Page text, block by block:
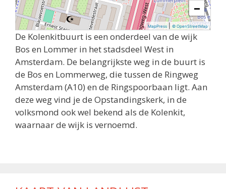
−
MapPress| © OpenStreetMap
De Kolenkitbuurt is een onderdeel van de wijk
Bos en Lommer in het stadsdeel West in
Amsterdam. De belangrijkste weg in de buurt is
de Bos en Lommerweg, die tussen de Ringweg
Amsterdam (A10) en de Ringspoorbaan ligt. Aan
deze weg vind je de Opstandingskerk, in de
volksmond ook wel bekend als de Kolenkit,
waarnaar de wijk is vernoemd.